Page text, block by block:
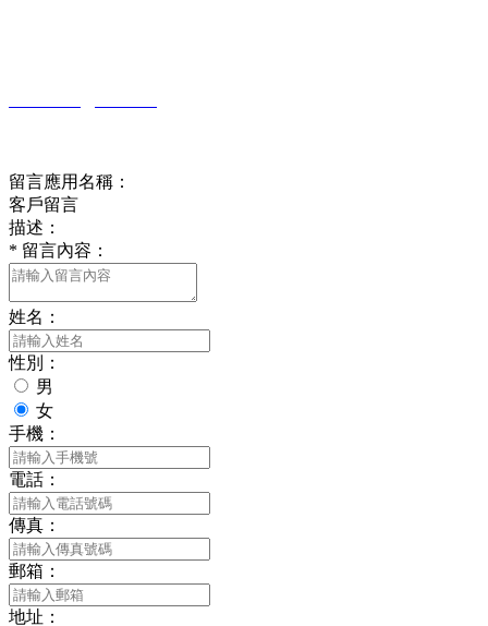
留言應用名稱：
客戶留言
描述：
* 留言內容：
姓名：
性別：
男
女
手機：
電話：
傳真：
郵箱：
地址：